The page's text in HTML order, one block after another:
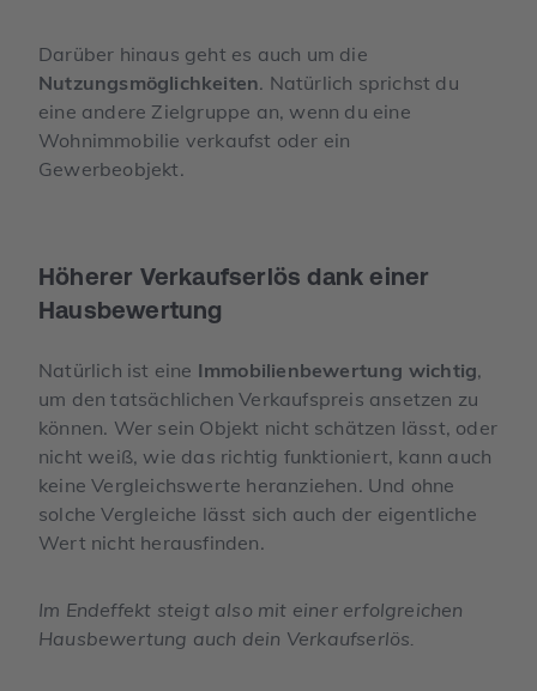
Darüber hinaus geht es auch um die
Nutzungsmöglichkeiten. Natürlich sprichst du
eine andere Zielgruppe an, wenn du eine
Wohnimmobilie verkaufst oder ein
Gewerbeobjekt.
Höherer Verkaufserlös dank einer
Hausbewertung
Natürlich ist eine Immobilienbewertung wichtig,
um den tatsächlichen Verkaufspreis ansetzen zu
können. Wer sein Objekt nicht schätzen lässt, oder
nicht weiß, wie das richtig funktioniert, kann auch
keine Vergleichswerte heranziehen. Und ohne
solche Vergleiche lässt sich auch der eigentliche
Wert nicht herausfinden.
Im Endeffekt steigt also mit einer erfolgreichen
Hausbewertung auch dein Verkaufserlös.